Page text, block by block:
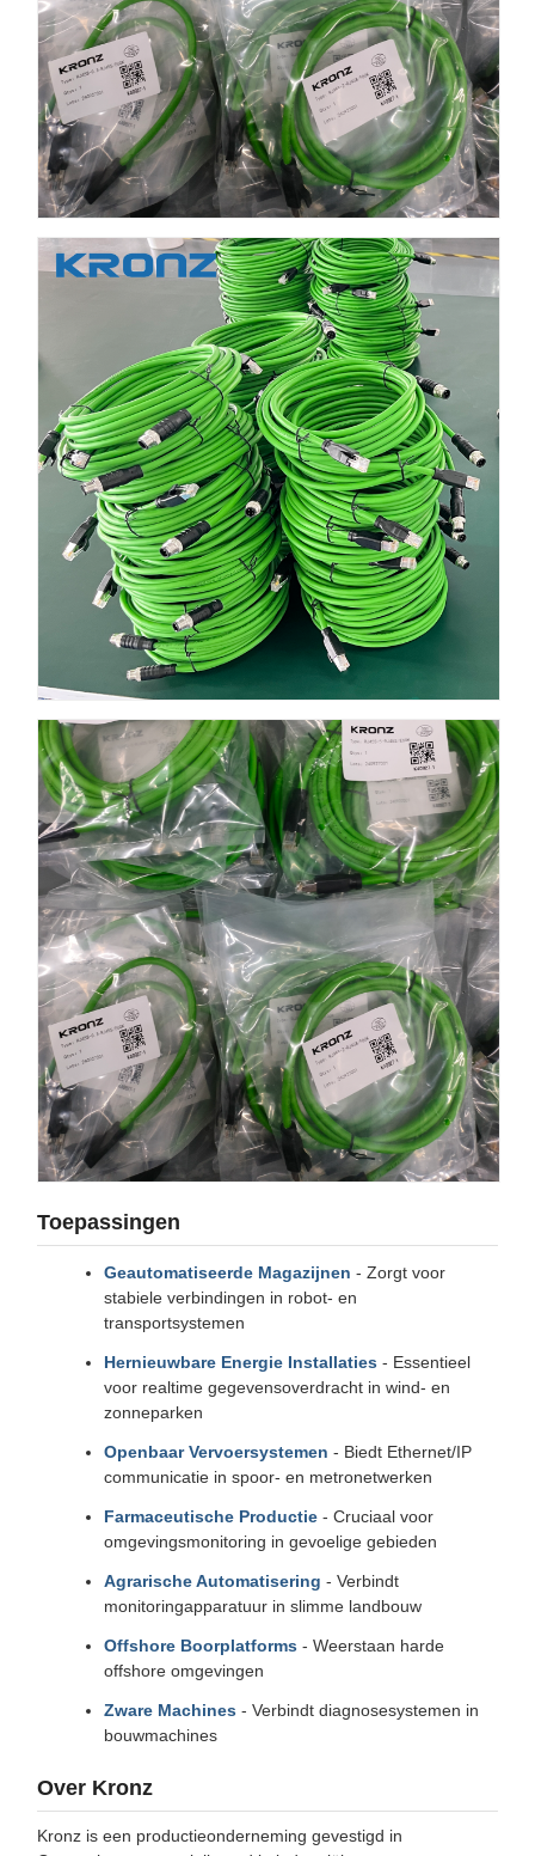
Toepassingen
Geautomatiseerde Magazijnen - Zorgt voor
stabiele verbindingen in robot- en
transportsystemen
Hernieuwbare Energie Installaties - Essentieel
voor realtime gegevensoverdracht in wind- en
zonneparken
Openbaar Vervoersystemen - Biedt Ethernet/IP
communicatie in spoor- en metronetwerken
Farmaceutische Productie - Cruciaal voor
omgevingsmonitoring in gevoelige gebieden
Agrarische Automatisering - Verbindt
monitoringapparatuur in slimme landbouw
Offshore Boorplatforms - Weerstaan ​​harde
offshore omgevingen
Zware Machines - Verbindt diagnosesystemen in
bouwmachines
Over Kronz
Kronz is een productieonderneming gevestigd in